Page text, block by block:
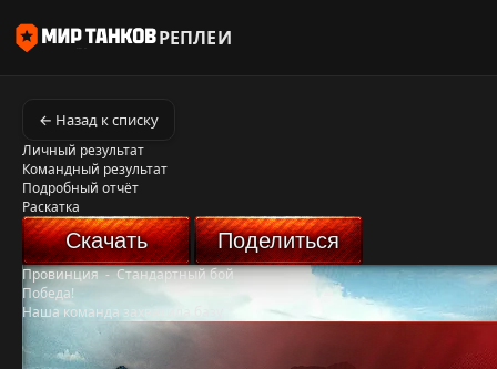
РЕПЛЕИ
← Назад к списку
Личный результат
Командный результат
Подробный отчёт
Раскатка
Скачать Поделиться
Провинция-Стандартный бой
Победа!
Наша команда захватила базу